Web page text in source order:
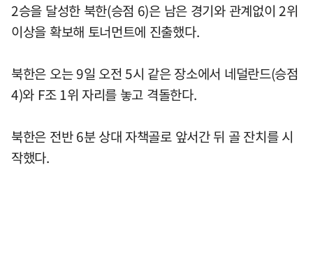
2승을 달성한 북한(승점 6)은 남은 경기와 관계없이 2위
이상을 확보해 토너먼트에 진출했다.
북한은 오는 9일 오전 5시 같은 장소에서 네덜란드(승점
4)와 F조 1위 자리를 놓고 격돌한다.
북한은 전반 6분 상대 자책골로 앞서간 뒤 골 잔치를 시
작했다.